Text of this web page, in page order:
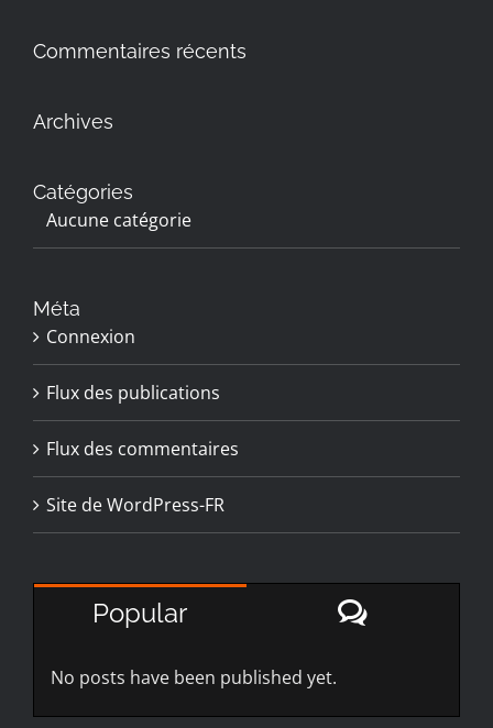
Commentaires récents
Archives
Catégories
Aucune catégorie
Méta
Connexion
Flux des publications
Flux des commentaires
Site de WordPress-FR
Popular
No posts have been published yet.